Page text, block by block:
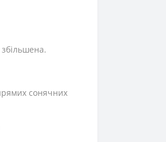
сонячних